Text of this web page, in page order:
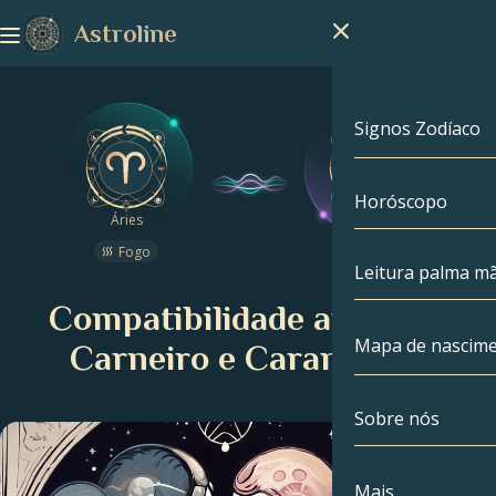
Astroline
Signos Zodíaco
Signos
Capricórnio
Peixes
Áries
Touro
Horóscopo
Leitura palma
Mapa de
Mapa de
Celebridades
Sobre nós
Áries
Fogo
Compatibilidade amorosa
Carneiro e Caranguejo